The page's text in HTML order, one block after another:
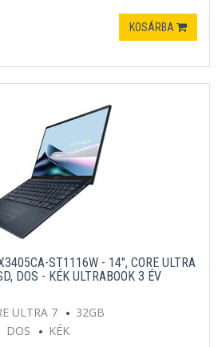
KOSÁRBA
ST1116W - 14", CORE ULTRA
DOS - KÉK ULTRABOOK 3 ÉV
ULTRA 7
32GB
DOS KÉK